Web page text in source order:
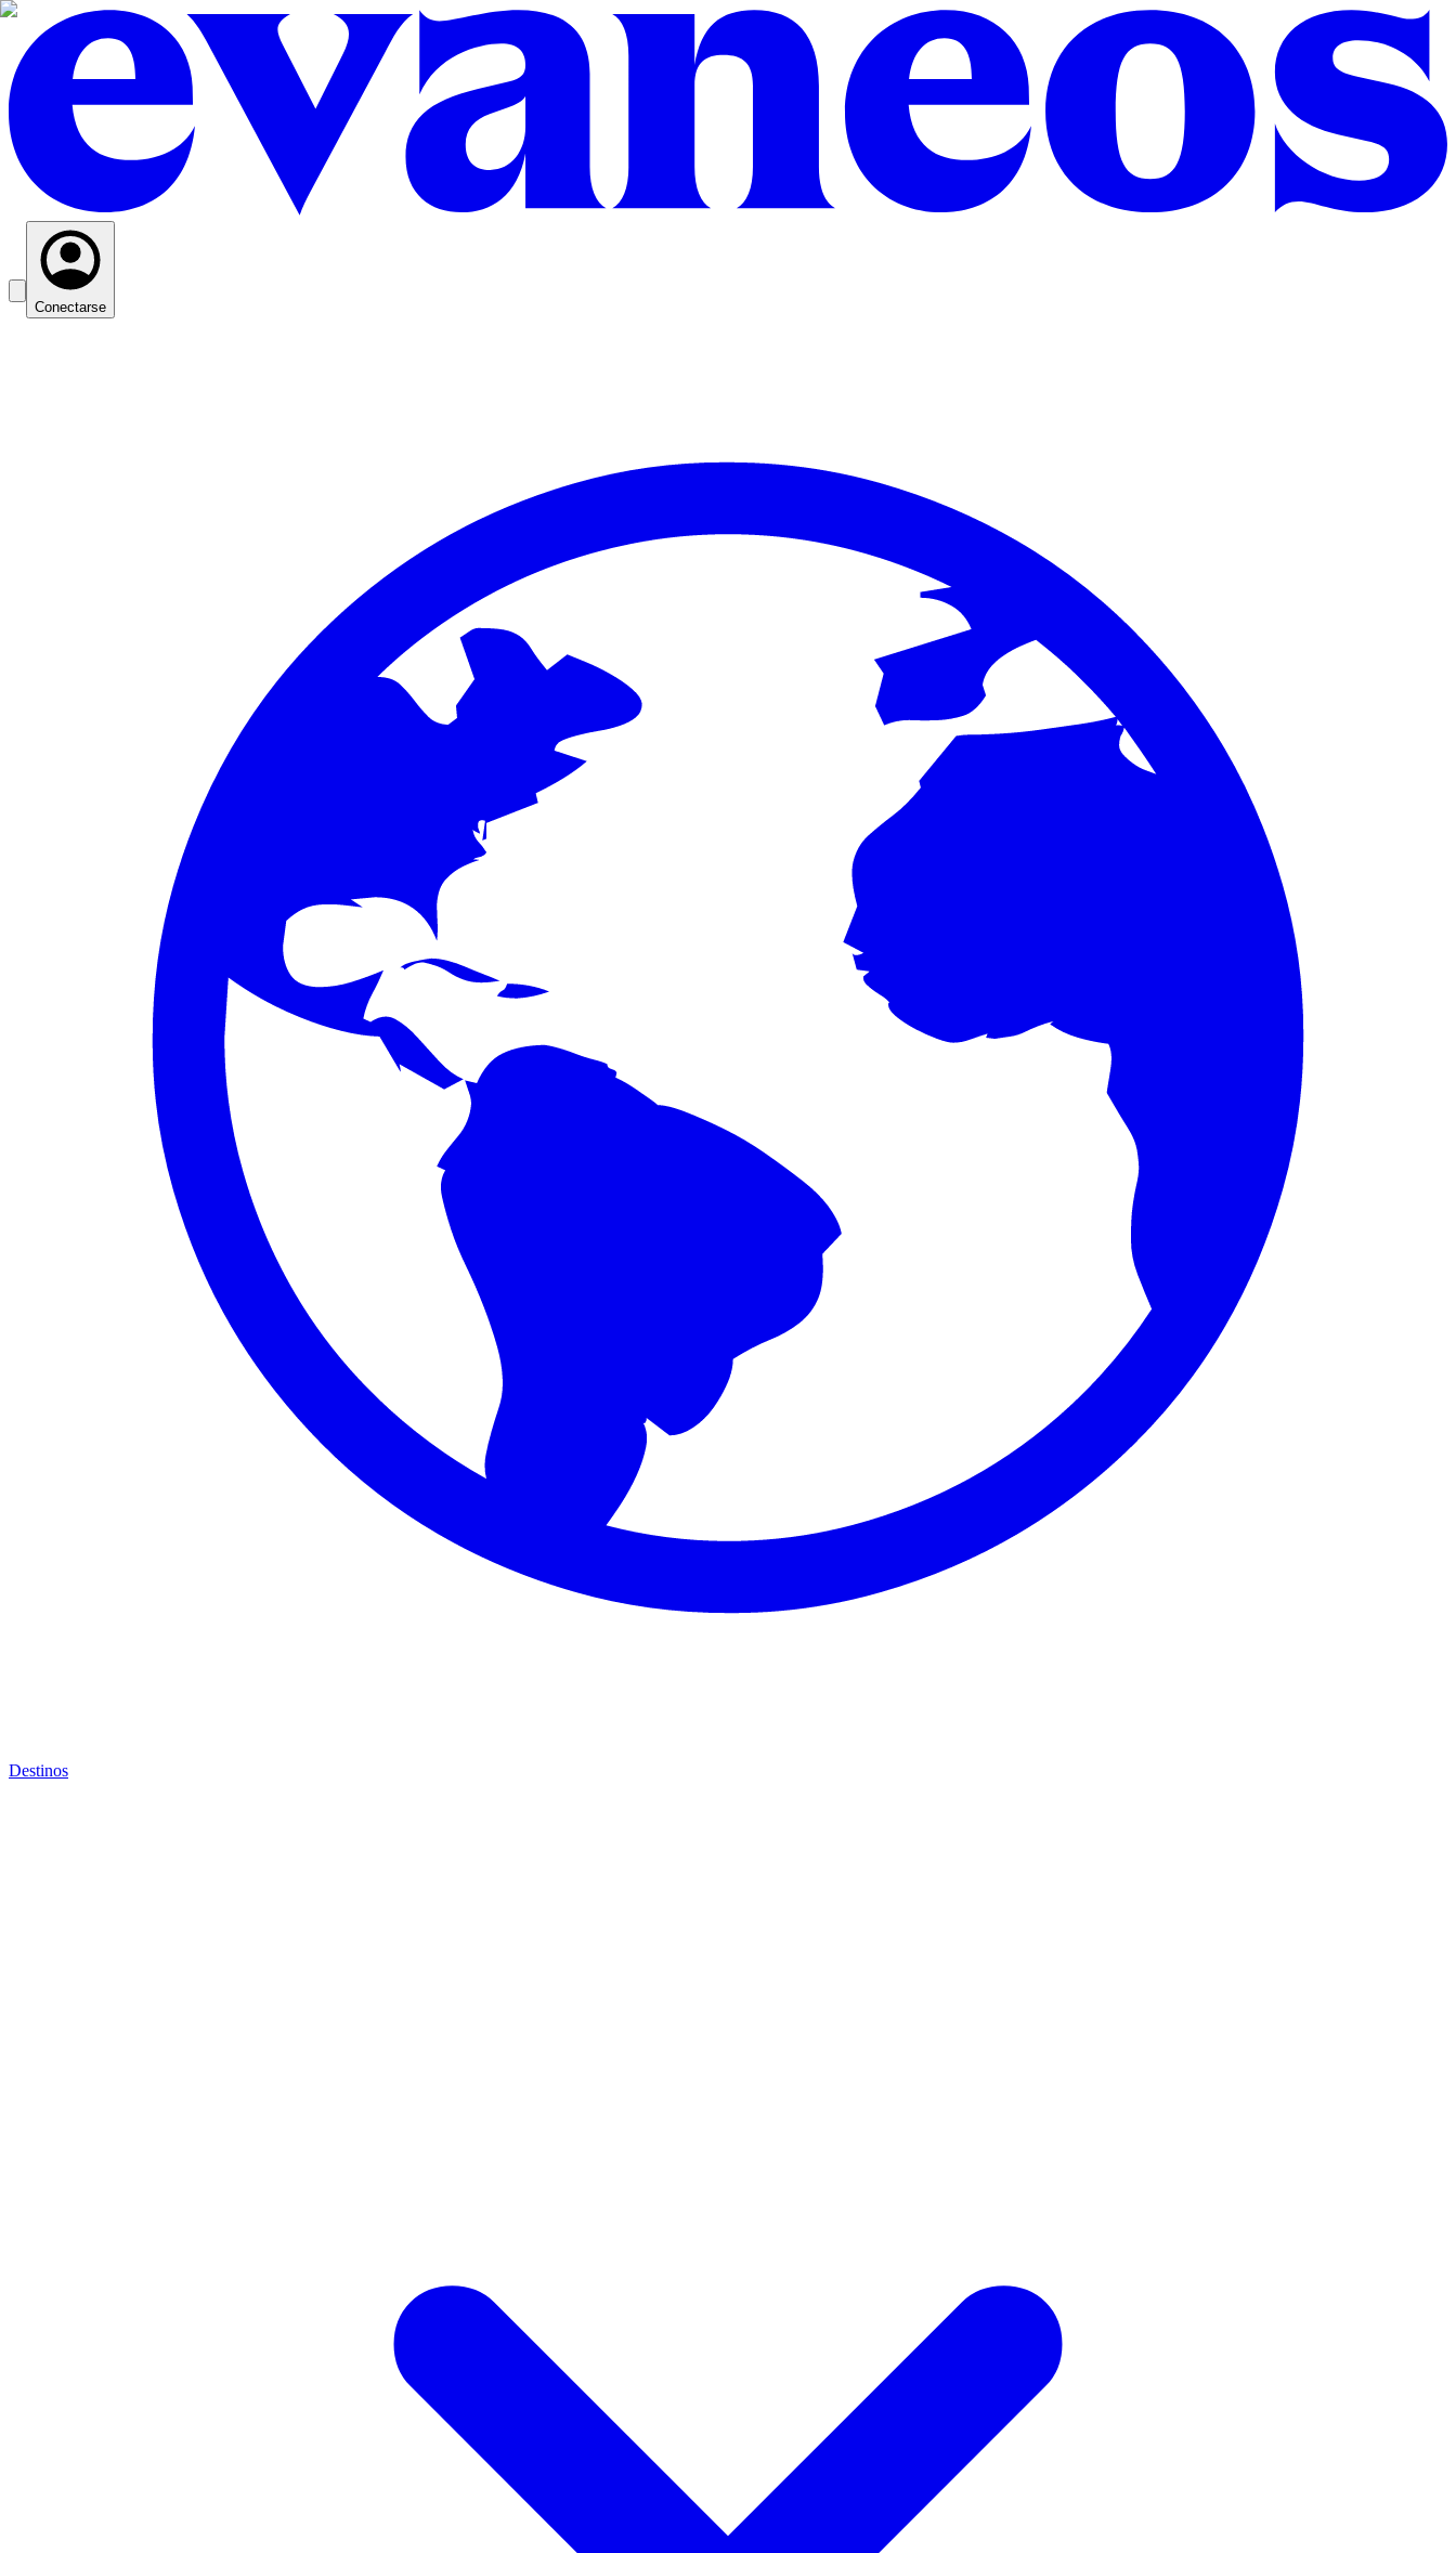
Conectarse
Destinos